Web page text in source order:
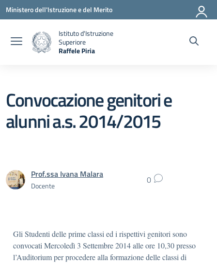
Vai ai contenuti
Vai al menu di navigazione
Vai al footer
Ministero dell'Istruzione e del Merito
Istituto d'Istruzione
Superiore
Raffele Piria
Convocazione genitori e
alunni a.s. 2014/2015
Prof.ssa Ivana Malara
Docente 0
Gli Studenti delle prime classi ed i rispettivi genitori sono
convocati Mercoledì 3 Settembre 2014 alle ore 10,30 presso
l’Auditorium per procedere alla formazione delle classi di